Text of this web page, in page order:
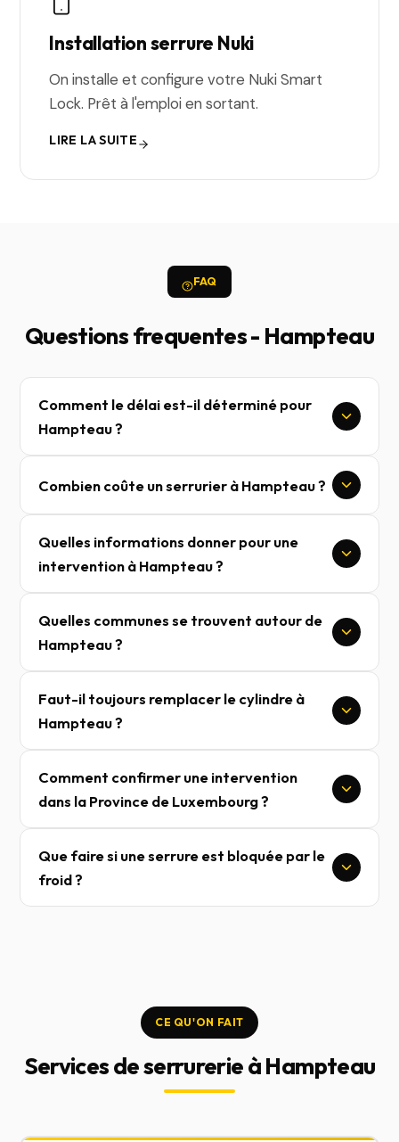
Installation serrure Nuki
On installe et configure votre Nuki Smart
Lock. Prêt à l'emploi en sortant.
LIRE LA SUITE
FAQ
Questions frequentes - Hampteau
Comment le délai est-il déterminé pour
Hampteau ?
Combien coûte un serrurier à Hampteau ?
Quelles informations donner pour une
intervention à Hampteau ?
Quelles communes se trouvent autour de
Hampteau ?
Faut-il toujours remplacer le cylindre à
Hampteau ?
Comment confirmer une intervention
dans la Province de Luxembourg ?
Que faire si une serrure est bloquée par le
froid ?
CE QU'ON FAIT
Services de serrurerie à Hampteau